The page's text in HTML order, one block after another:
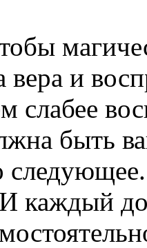
и
слабее
быть
каждый